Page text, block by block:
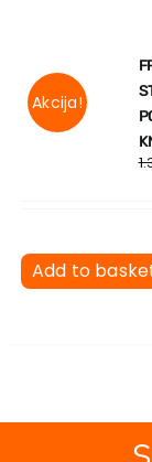
Akcija!
Add to